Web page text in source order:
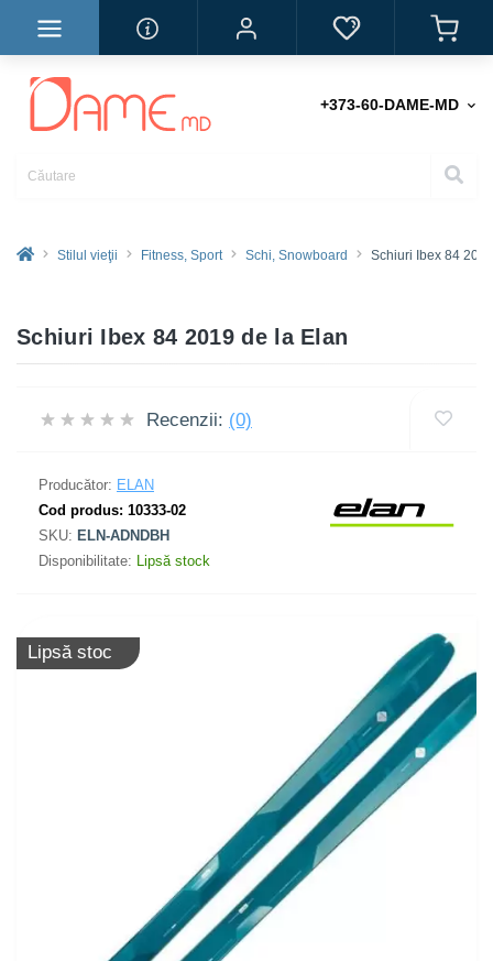
+373-60-DAME-MD
Stilul vieţii Fitness, Sport Schi, Snowboard Schiuri Ibex 84 2019
Schiuri Ibex 84 2019 de la Elan
Recenzii: (0)
Producător: ELAN
Cod produs: 10333-02
SKU: ELN-ADNDBH
Disponibilitate: Lipsă stock
Lipsă stoc